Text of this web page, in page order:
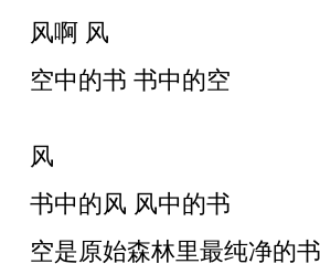
风啊 风
空中的书 书中的空
风
书中的风 风中的书
空是原始森林里最纯净的书